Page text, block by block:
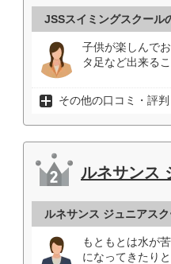
JSSスイミングスクール
子供が楽しんで
タ足など出来る
その他の口コミ・評判
ルネサンス
ルネサンス ジュニアス
もともとは水が
になってきたり